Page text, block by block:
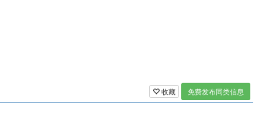
收藏 免费发布同类信息